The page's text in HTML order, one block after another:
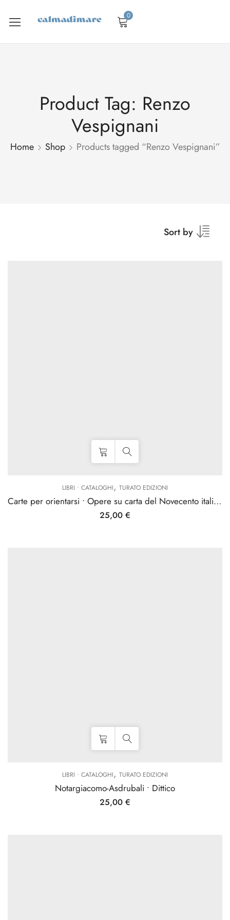
0
Product Tag: Renzo
Vespignani
Home Shop Products tagged “Renzo Vespignani”
Sort by
LIBRI • CATALOGHI, TURATO EDIZIONI
Carte per orientarsi • Opere su carta del Novecento italiano
25,00 €
LIBRI • CATALOGHI, TURATO EDIZIONI
Notargiacomo-Asdrubali • Dittico
25,00 €